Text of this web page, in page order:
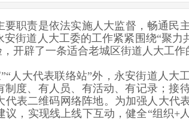
职责是依法实施人大监督，畅通民
街道人大工委的工作紧紧围绕“聚力
开辟了一条适合老城区街道人大工作
人大代表联络站”外，永安街道人大
度、有人员、有活动、有记录；接
表二维码网络阵地。为加强人大代
，实现线上线下互动，健全“组织+